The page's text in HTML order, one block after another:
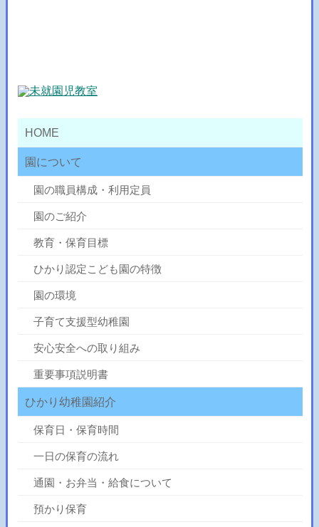
HOME
園について
園の職員構成・利用定員
園のご紹介
教育・保育目標
ひかり認定こども園の特徴
園の環境
子育て支援型幼稚園
安心安全への取り組み
重要事項説明書
ひかり幼稚園紹介
保育日・保育時間
一日の保育の流れ
通園・お弁当・給食について
預かり保育